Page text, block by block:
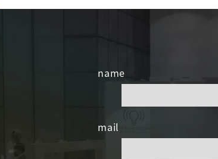
name
mail